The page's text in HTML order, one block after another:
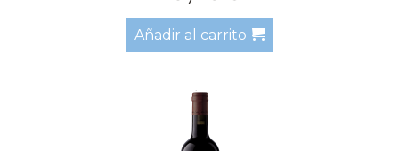
Añadir al carrito